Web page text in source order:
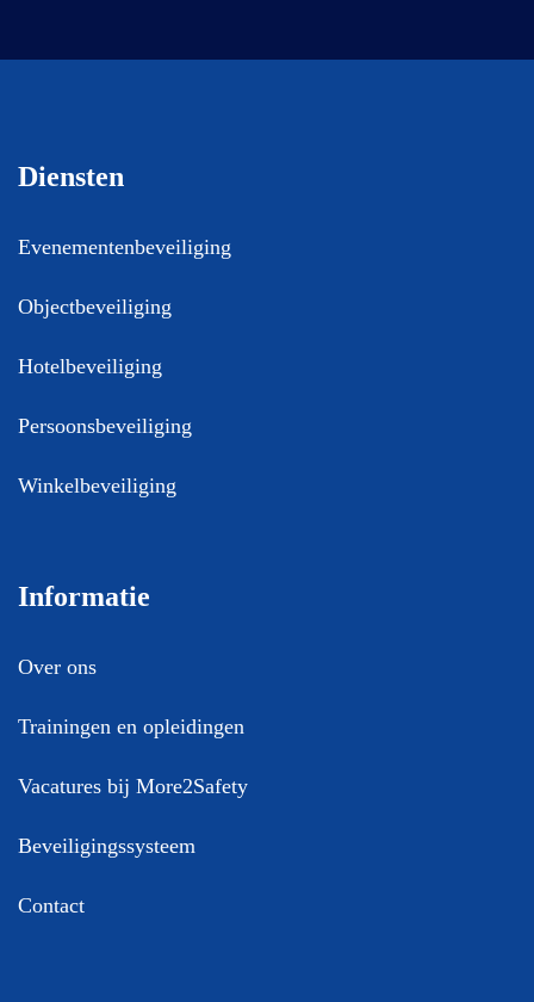
Diensten
Evenementenbeveiliging
Objectbeveiliging
Hotelbeveiliging
Persoonsbeveiliging
Winkelbeveiliging
Informatie
Over ons
Trainingen en opleidingen
Vacatures bij More2Safety
Beveiligingssysteem
Contact